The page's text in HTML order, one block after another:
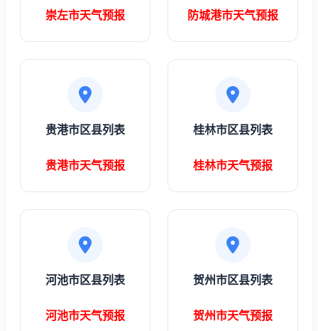
崇左市天气预报 防城港市天气预报
贵港市区县列表
贵港市天气预报
桂林市区县列表
桂林市天气预报
河池市区县列表
河池市天气预报
贺州市区县列表
贺州市天气预报